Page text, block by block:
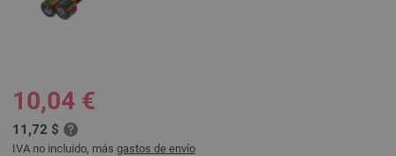
10,04 €
11,72 $
IVA no incluido, más gastos de envío